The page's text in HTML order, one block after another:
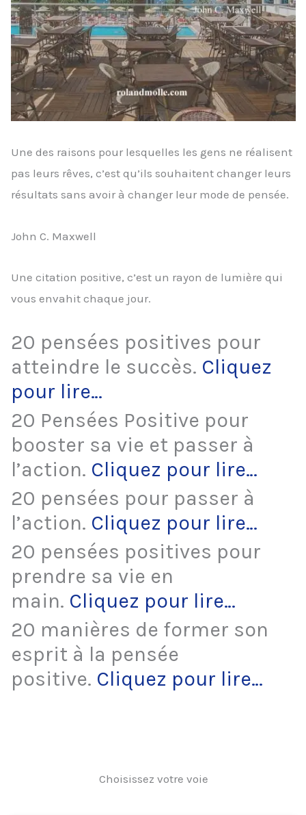
Une des raisons pour lesquelles les gens ne réalisent
pas leurs rêves, c’est qu’ils souhaitent changer leurs
résultats sans avoir à changer leur mode de pensée.
John C. Maxwell
Une citation positive, c’est un rayon de lumière qui
vous envahit chaque jour.
20 pensées positives pour
atteindre le succès. Cliquez
pour lire…
20 Pensées Positive pour
booster sa vie et passer à
l’action. Cliquez pour lire…
20 pensées pour passer à
l’action. Cliquez pour lire…
20 pensées positives pour
prendre sa vie en
main. Cliquez pour lire…
20 manières de former son
esprit à la pensée
positive. Cliquez pour lire…
Choisissez votre voie